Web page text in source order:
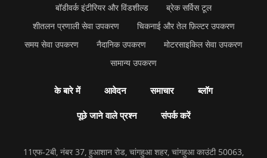
बॉडीवर्क इंटीरियर और विंडशील्ड
ब्रेक सर्विस टूल
शीतलन प्रणाली सेवा उपकरण
चिकनाई और तेल फ़िल्टर उपकरण
समय सेवा उपकरण
नैदानिक उपकरण
मोटरसाइकिल सेवा उपकरण
सामान्य उपकरण
के बारे में आवेदन समाचार ब्लॉग
पूछे जाने वाले प्रश्न संपर्क करें
11एफ-2बी, नंबर 37, हुआशान रोड, चांगहुआ शहर, चांगहुआ काउंटी 50063,